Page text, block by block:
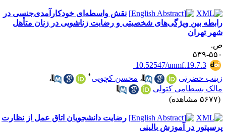
نقش واسطه‌ای خودکارآمدی‌جنسی در
بین ویژگی‌های شخصیتی و رضایت زناشویی در زنان متأهل
تهران
۵۳۹
‎ 10.52547/unmf.19.7.3
حضرتی
،محسن کچویی
،
بسطامی کتولی
رضایت دانشجویان اتاق عمل از نظارت
در آموزش بالینی